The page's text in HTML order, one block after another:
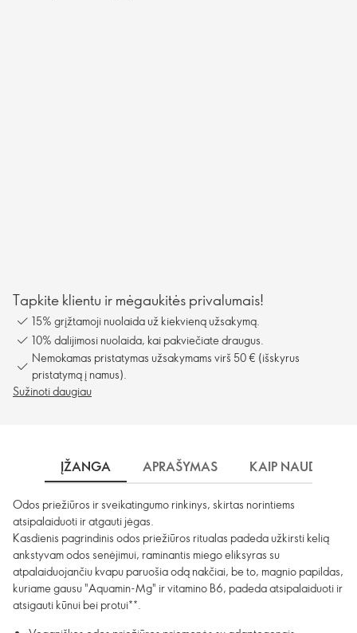
Tapkite klientu ir mėgaukitės privalumais!
15% grįžtamoji nuolaida už kiekvieną užsakymą.
10% dalijimosi nuolaida, kai pakviečiate draugus.
Nemokamas pristatymas užsakymams virš 50 € (išskyrus
pristatymą į namus).
Sužinoti daugiau
ĮŽANGA APRAŠYMAS KAIP NAUDOTI?
Odos priežiūros ir sveikatingumo rinkinys, skirtas norintiems
atsipalaiduoti ir atgauti jėgas.
Kasdienis pagrindinis odos priežiūros ritualas padeda užkirsti kelią
ankstyvam odos senėjimui, raminantis miego eliksyras su
atpalaiduojančiu kvapu paruošia odą nakčiai, be to, magnio papildas,
kuriame gausu "Aquamin-Mg" ir vitamino B6, padeda atsipalaiduoti ir
atsigauti kūnui bei protui**.